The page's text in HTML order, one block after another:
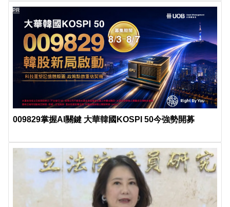
009829掌握AI關鍵 大華韓國KOSPI 50今強勢開募
PR